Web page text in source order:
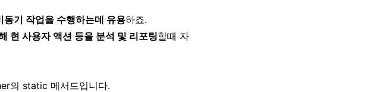
기 작업을 수행하는데 유용하죠.
현 사용자 액션 등을 분석 및 리포팅할때 자
의 static 메서드입니다.